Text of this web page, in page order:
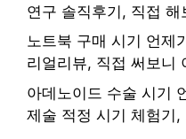
연구 솔직후기, 직접 해
노트북 구매 시기 언제
리얼리뷰, 직접 써보니
아데노이드 수술 시기
제술 적정 시기 체험기